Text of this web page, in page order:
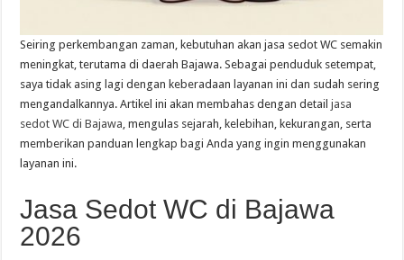
Seiring perkembangan zaman, kebutuhan akan jasa sedot WC semakin
meningkat, terutama di daerah Bajawa. Sebagai penduduk setempat,
saya tidak asing lagi dengan keberadaan layanan ini dan sudah sering
mengandalkannya. Artikel ini akan membahas dengan detail jasa
sedot WC di Bajawa , mengulas sejarah, kelebihan, kekurangan, serta
memberikan panduan lengkap bagi Anda yang ingin menggunakan
layanan ini.
Jasa Sedot WC di Bajawa
2026